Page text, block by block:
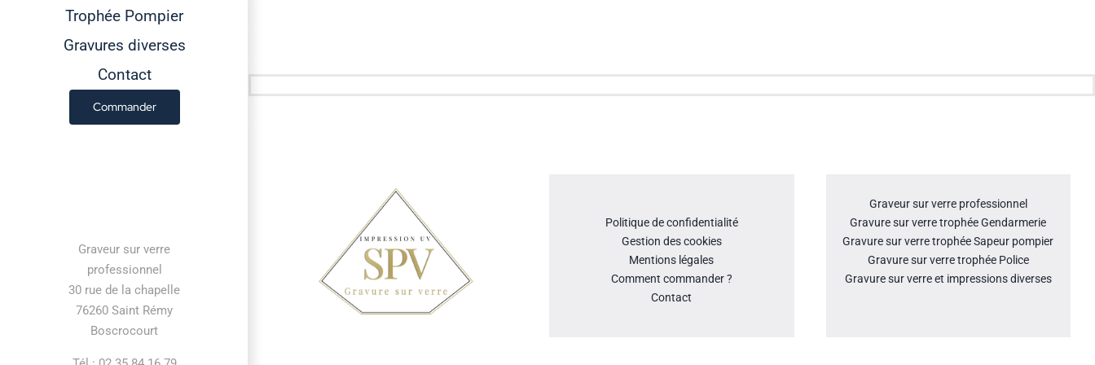
Trophée Pompier
Gravures diverses
Contact
Commander
Graveur sur verre
professionnel
30 rue de la chapelle
76260 Saint Rémy
Boscrocourt
Politique de confidentialité
Gestion des cookies
Mentions légales
Comment commander ?
Contact
Graveur sur verre professionnel
Gravure sur verre trophée Gendarmerie
Gravure sur verre trophée Sapeur pompier
Gravure sur verre trophée Police
Gravure sur verre et impressions diverses